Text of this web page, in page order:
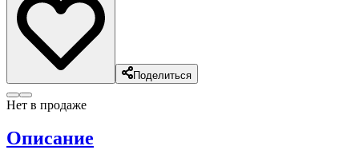
Поделиться
Нет в продаже
Описание